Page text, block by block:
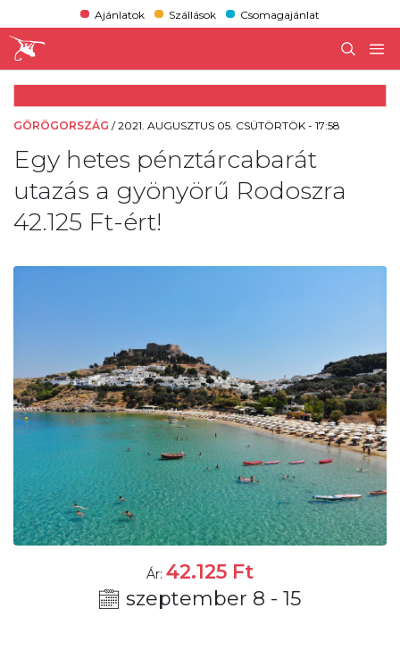
Ajánlatok Szállások Csomagajánlat
GÖRÖGORSZÁG /2021. AUGUSZTUS 05. CSÜTÖRTÖK - 17:58
Egy hetes pénztárcabarát
utazás a gyönyörű Rodoszra
42.125 Ft-ért!
Ár: 42.125 Ft
szeptember 8 - 15